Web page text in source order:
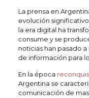
La prensa en
evolución
la era digital ha
consume y se
noticias han pasado
de información para
En la época
Argentina se
comunicación de